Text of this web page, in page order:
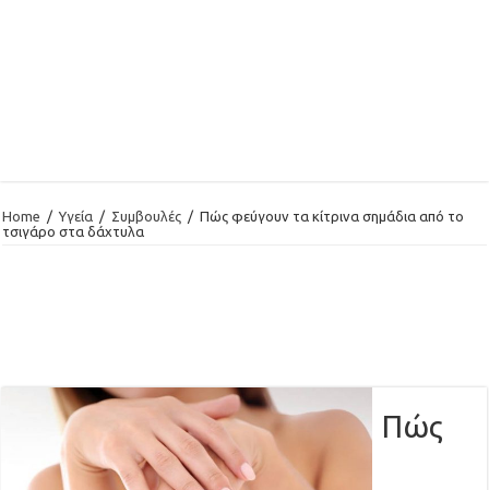
Home / Υγεία / Συμβουλές / Πώς φεύγουν τα κίτρινα σημάδια από το
τσιγάρο στα δάχτυλα
Πώς